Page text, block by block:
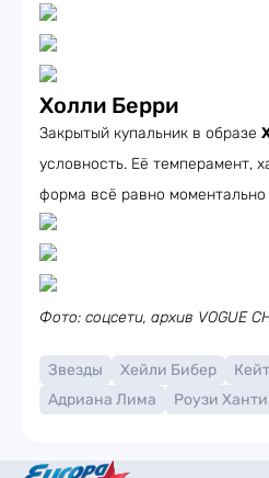
Холли Берри
Закрытый купальник в образе
условность. Её темперамент,
форма всё равно моментально
Фото: соцсети, архив VOGUE
Звезды Хейли Бибер
Адриана Лима
Роузи